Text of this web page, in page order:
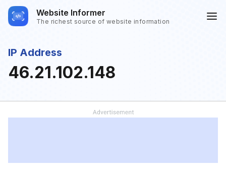
Website Informer
The richest source of website information
IP Address
46.21.102.148